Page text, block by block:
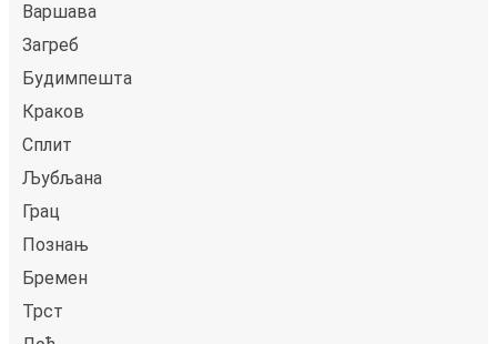
Варшава
Загреб
Будимпешта
Краков
Сплит
Љубљана
Грац
Познањ
Бремен
Трст